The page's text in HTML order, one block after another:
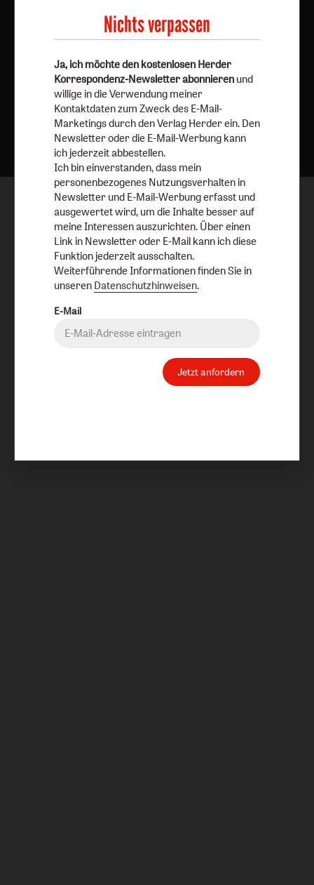
Nach oben
Nichts verpassen
Ja, ich möchte den kostenlosen Herder
Korrespondenz-Newsletter abonnieren und
willige in die Verwendung meiner
Kontaktdaten zum Zweck des E-Mail-
Marketings durch den Verlag Herder ein. Den
Newsletter oder die E-Mail-Werbung kann
ich jederzeit abbestellen.
Ich bin einverstanden, dass mein
personenbezogenes Nutzungsverhalten in
Newsletter und E-Mail-Werbung erfasst und
ausgewertet wird, um die Inhalte besser auf
meine Interessen auszurichten. Über einen
Link in Newsletter oder E-Mail kann ich diese
Funktion jederzeit ausschalten.
Weiterführende Informationen finden Sie in
unseren Datenschutzhinweisen.
E-Mail
Jetzt anfordern